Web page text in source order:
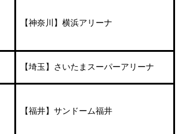
【神奈川】横浜アリーナ
【埼玉】さいたまスーパーアリーナ
【福井】サンドーム福井